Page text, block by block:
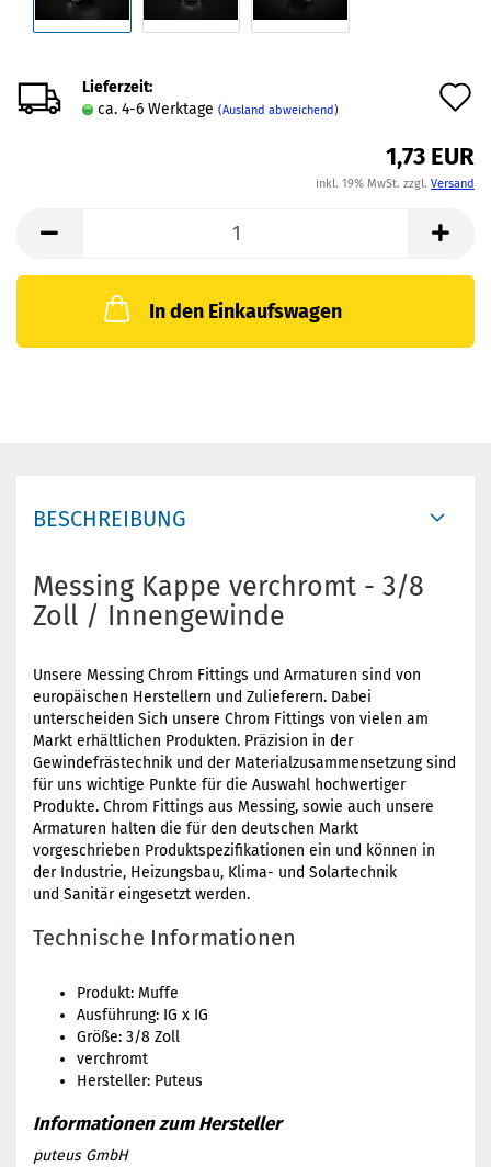
Lieferzeit:
ca. 4-6 Werktage (Ausland abweichend)
1,73 EUR
inkl. 19% MwSt. zzgl. Versand
In den Einkaufswagen
BESCHREIBUNG
Messing Kappe verchromt - 3/8
Zoll / Innengewinde
Unsere Messing Chrom Fittings und Armaturen sind von
europäischen Herstellern und Zulieferern. Dabei
unterscheiden Sich unsere Chrom Fittings von vielen am
Markt erhältlichen Produkten. Präzision in der
Gewindefrästechnik und der Materialzusammensetzung sind
für uns wichtige Punkte für die Auswahl hochwertiger
Produkte. Chrom Fittings aus Messing, sowie auch unsere
Armaturen halten die für den deutschen Markt
vorgeschrieben Produktspezifikationen ein und können in
der Industrie, Heizungsbau, Klima- und Solartechnik
und Sanitär eingesetzt werden.
Technische Informationen
Produkt: Muffe
Ausführung: IG x IG
Größe: 3/8 Zoll
verchromt
Hersteller: Puteus
puteus GmbH